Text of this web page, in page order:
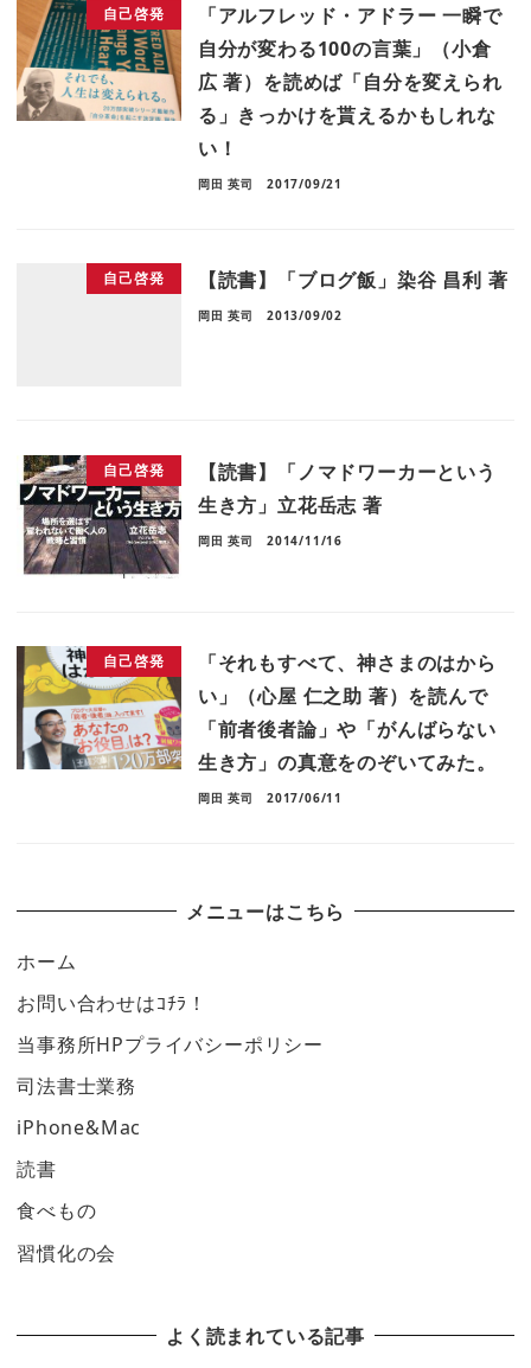
自己啓発
「アルフレッド・アドラー 一瞬で
自分が変わる100の言葉」（小倉
広 著）を読めば「自分を変えられ
る」きっかけを貰えるかもしれな
い！
岡田 英司 2017/09/21
自己啓発 【読書】「ブログ飯」染谷 昌利 著
岡田 英司 2013/09/02
自己啓発
【読書】「ノマドワーカーという
生き方」立花岳志 著
岡田 英司 2014/11/16
自己啓発
「それもすべて、神さまのはから
い」（心屋 仁之助 著）を読んで
「前者後者論」や「がんばらない
生き方」の真意をのぞいてみた。
岡田 英司 2017/06/11
メニューはこちら
ホーム
お問い合わせはｺﾁﾗ！
当事務所HPプライバシーポリシー
司法書士業務
iPhone&Mac
読書
食べもの
習慣化の会
よく読まれている記事